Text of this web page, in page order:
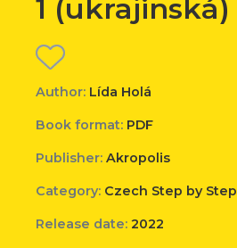
1 (ukrajinská)
Author: Lída Holá
Book format: PDF
Publisher: Akropolis
Category: Czech Step by Step
Release date: 2022